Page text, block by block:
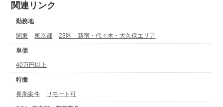
関連リンク
勤務地
関東 東京都 23区 新宿・代々木・大久保エリア
単価
40万円以上
特徴
長期案件 リモート可